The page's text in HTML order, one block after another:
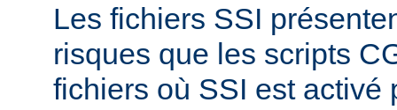
Les fichiers SSI
risques que les scripts
fichiers où SSI est activé